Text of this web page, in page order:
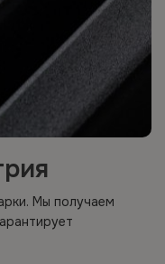
Мы получаем